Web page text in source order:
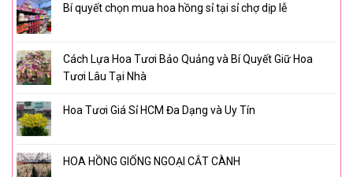
Bí quyết chọn mua hoa hồng sỉ tại sỉ chợ dịp lễ
Cách Lựa Hoa Tươi Bảo Quảng và Bí Quyết Giữ Hoa
Tươi Lâu Tại Nhà
Hoa Tươi Giá Sỉ HCM Đa Dạng và Uy Tín
HOA HỒNG GIỐNG NGOẠI CẮT CÀNH